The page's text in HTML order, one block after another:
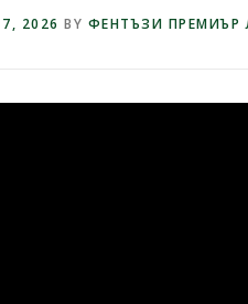
2026 BY ФЕНТЪЗИ ПРЕМИЪР